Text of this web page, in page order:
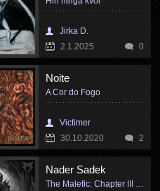
Jirka D.
2.1.2025
0
Noite
A Cor do Fogo
Victimer
30.10.2020
2
Nader Sadek
The Malefic: Chapter III (EP)